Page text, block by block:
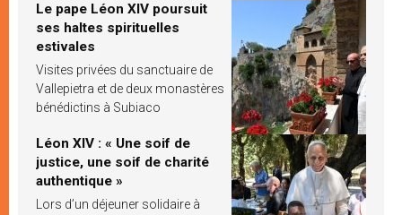
Le pape Léon XIV poursuit
ses haltes spirituelles
estivales
Visites privées du sanctuaire de
Vallepietra et de deux monastères
bénédictins à Subiaco
Léon XIV : « Une soif de
justice, une soif de charité
authentique »
Lors d’un déjeuner solidaire à